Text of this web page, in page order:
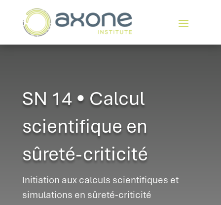
SN 14 • Calcul
scientifique en
sûreté-criticité
Initiation aux calculs scientifiques et
simulations en sûreté-criticité